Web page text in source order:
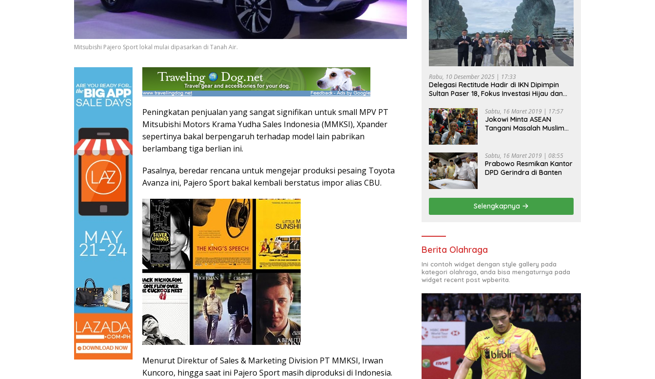
Mitsubishi Pajero Sport lokal mulai dipasarkan di Tanah Air.
Peningkatan penjualan yang sangat signifikan untuk small MPV PT
Mitsubishi Motors Krama Yudha Sales Indonesia (MMKSI), Xpander
sepertinya bakal berpengaruh terhadap model lain pabrikan
berlambang tiga berlian ini.
Pasalnya, beredar rencana untuk mengejar produksi pesaing Toyota
Avanza ini, Pajero Sport bakal kembali berstatus impor alias CBU.
Menurut Direktur of Sales & Marketing Division PT MMKSI, Irwan
Kuncoro, hingga saat ini Pajero Sport masih diproduksi di Indonesia.
Rabu, 10 Desember 2025 | 17:33
Delegasi Rectitude Hadir di IKN Dipimpin
Sultan Paser 18, Fokus Investasi Hijau dan
Sabtu, 16 Maret 2019 | 17:57
Jokowi Minta ASEAN
Tangani Masalah Muslim
Sabtu, 16 Maret 2019 | 08:55
Prabowo Resmikan Kantor
DPD Gerindra di Banten
Selengkapnya
Berita Olahraga
Ini contoh widget dengan style gallery pada
kategori olahraga, anda bisa mengaturnya pada
widget recent post wpberita.